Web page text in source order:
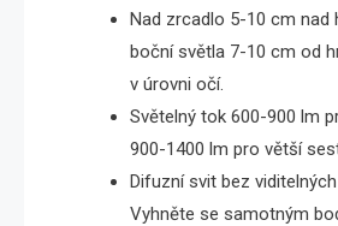
Nad zrcadlo 5-10 cm nad
boční světla 7-10 cm od
v úrovni očí.
Světelný tok 600-900 lm
900-1400 lm pro větší
Difuzní svit bez viditelných
Vyhněte se samotným